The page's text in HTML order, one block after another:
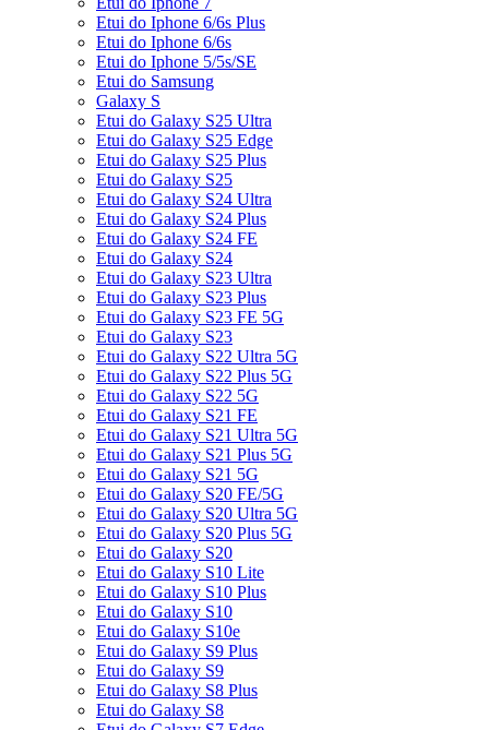
Etui do Iphone 6/6s Plus
Etui do Iphone 6/6s
Etui do Iphone 5/5s/SE
Etui do Samsung
Galaxy S
Etui do Galaxy S25 Ultra
Etui do Galaxy S25 Edge
Etui do Galaxy S25 Plus
Etui do Galaxy S25
Etui do Galaxy S24 Ultra
Etui do Galaxy S24 Plus
Etui do Galaxy S24 FE
Etui do Galaxy S24
Etui do Galaxy S23 Ultra
Etui do Galaxy S23 Plus
Etui do Galaxy S23 FE 5G
Etui do Galaxy S23
Etui do Galaxy S22 Ultra 5G
Etui do Galaxy S22 Plus 5G
Etui do Galaxy S22 5G
Etui do Galaxy S21 FE
Etui do Galaxy S21 Ultra 5G
Etui do Galaxy S21 Plus 5G
Etui do Galaxy S21 5G
Etui do Galaxy S20 FE/5G
Etui do Galaxy S20 Ultra 5G
Etui do Galaxy S20 Plus 5G
Etui do Galaxy S20
Etui do Galaxy S10 Lite
Etui do Galaxy S10 Plus
Etui do Galaxy S10
Etui do Galaxy S10e
Etui do Galaxy S9 Plus
Etui do Galaxy S9
Etui do Galaxy S8 Plus
Etui do Galaxy S8